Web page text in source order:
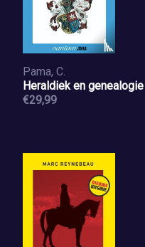
Pama, C.
Heraldiek en genealogie
€29,99